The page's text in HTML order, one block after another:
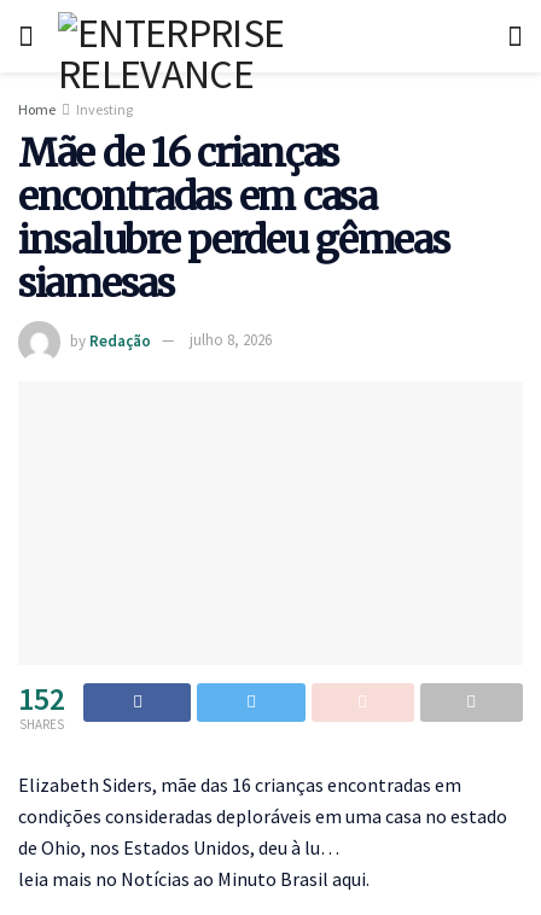
Home Investing
Mãe de 16 crianças
encontradas em casa
insalubre perdeu gêmeas
siamesas
by Redação julho 8, 2026
152
SHARES
Elizabeth Siders, mãe das 16 crianças encontradas em
condições consideradas deploráveis em uma casa no estado
de Ohio, nos Estados Unidos, deu à lu…
leia mais no Notícias ao Minuto Brasil aqui.